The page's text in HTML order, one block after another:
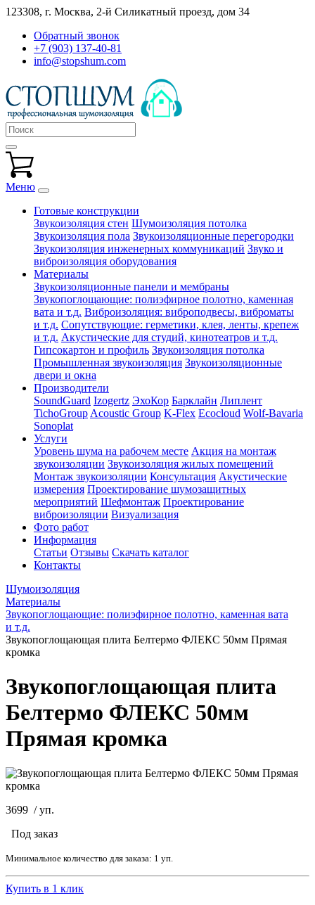
123308, г. Москва, 2-й Силикатный проезд, дом 34
Обратный звонок
+7 (903) 137-40-81
info@stopshum.com
Меню
Готовые конструкции
Звукоизоляция стен Шумоизоляция потолка
Звукоизоляция пола Звукоизоляционные перегородки
Звукоизоляция инженерных коммуникаций Звуко и
виброизоляция оборудования
Материалы
Звукоизоляционные панели и мембраны
Звукопоглощающие: полиэфирное полотно, каменная
вата и т.д. Виброизоляция: виброподвесы, виброматы
и т.д. Сопутствующие: герметики, клея, ленты, крепеж
и т.д. Акустические для студий, кинотеатров и т.д.
Гипсокартон и профиль Звукоизоляция потолка
Промышленная звукоизоляция Звукоизоляционные
двери и окна
Производители
SoundGuard Izogertz ЭхоКор Барклайн Липлент
TichoGroup Acoustic Group K-Flex Ecocloud Wolf-Bavaria
Sonoplat
Услуги
Уровень шума на рабочем месте Акция на монтаж
звукоизоляции Звукоизоляция жилых помещений
Монтаж звукоизоляции Консультация Акустические
измерения Проектирование шумозащитных
мероприятий Шефмонтаж Проектирование
виброизоляции Визуализация
Фото работ
Информация
Статьи Отзывы Скачать каталог
Контакты
Шумоизоляция
Материалы
Звукопоглощающие: полиэфирное полотно, каменная вата
и т.д.
Звукопоглощающая плита Белтермо ФЛЕКС 50мм Прямая
кромка
Звукопоглощающая плита
Белтермо ФЛЕКС 50мм
Прямая кромка
3699 /уп.
Под заказ
Минимальное количество для заказа: 1 уп.
Купить в 1 клик